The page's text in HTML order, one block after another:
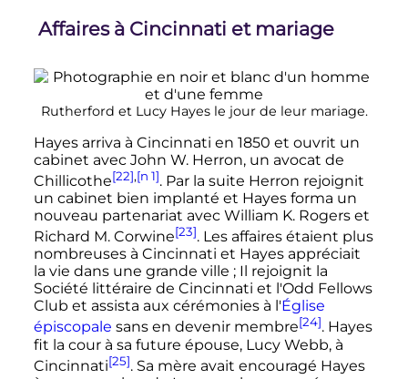
Affaires à Cincinnati et mariage
Rutherford et Lucy Hayes le jour de leur mariage.
Hayes arriva à Cincinnati en 1850 et ouvrit un
cabinet avec John W. Herron, un avocat de
Chillicothe[22],[n 1]. Par la suite Herron rejoignit
un cabinet bien implanté et Hayes forma un
nouveau partenariat avec William K. Rogers et
Richard M. Corwine[23]. Les affaires étaient plus
nombreuses à Cincinnati et Hayes appréciait
la vie dans une grande ville ; Il rejoignit la
Société littéraire de Cincinnati et l'Odd Fellows
Club et assista aux cérémonies à l'Église
épiscopale sans en devenir membre[24]. Hayes
fit la cour à sa future épouse, Lucy Webb, à
Cincinnati[25]. Sa mère avait encouragé Hayes